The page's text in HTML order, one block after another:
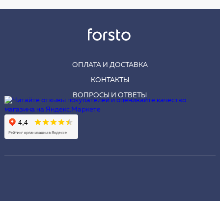
ОПЛАТА И ДОСТАВКА
КОНТАКТЫ
ВОПРОСЫ И ОТВЕТЫ